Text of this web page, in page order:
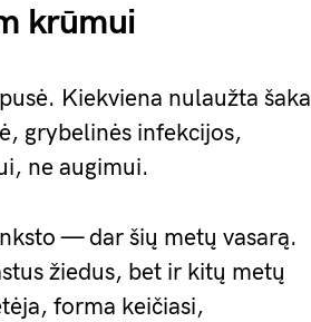
krūmui
Kiekviena nulaužta šaka
grybelinės infekcijos,
ne augimui.
— dar šių metų vasarą.
žiedus, bet ir kitų metų
forma keičiasi,